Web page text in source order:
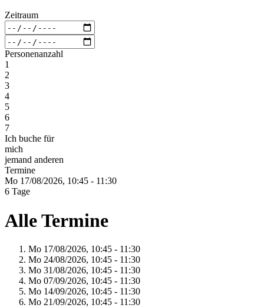
Zeitraum
Personenanzahl
1
2
3
4
5
6
7
Ich buche für
mich
jemand anderen
Termine
Mo 17/08/2026, 10:45 - 11:30
6 Tage
Alle Termine
Mo 17/08/2026, 10:45 - 11:30
Mo 24/08/2026, 10:45 - 11:30
Mo 31/08/2026, 10:45 - 11:30
Mo 07/09/2026, 10:45 - 11:30
Mo 14/09/2026, 10:45 - 11:30
Mo 21/09/2026, 10:45 - 11:30